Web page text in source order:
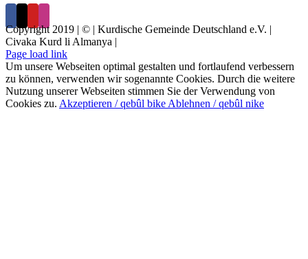
Copyright 2019 | © | Kurdische Gemeinde Deutschland e.V. |
Civaka Kurd li Almanya |
Page load link
Um unsere Webseiten optimal gestalten und fortlaufend verbessern
zu können, verwenden wir sogenannte Cookies. Durch die weitere
Nutzung unserer Webseiten stimmen Sie der Verwendung von
Cookies zu. Akzeptieren / qebûl bike Ablehnen / qebûl nike